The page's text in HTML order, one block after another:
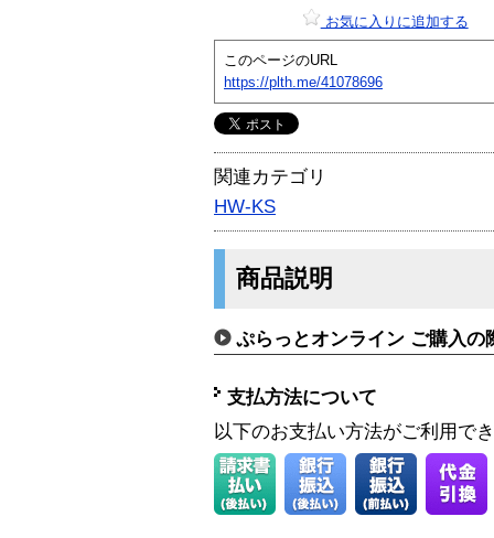
お気に入りに追加する
このページのURL
https://plth.me/41078696
関連カテゴリ
HW-KS
商品説明
ぷらっとオンライン ご購入の
支払方法について
以下のお支払い方法がご利用で